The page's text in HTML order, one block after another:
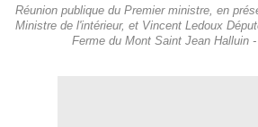
Réunion publique du Premier ministre, en
Ministre de l'intérieur, et Vincent Ledoux
Ferme du Mont Saint Jean Halluin